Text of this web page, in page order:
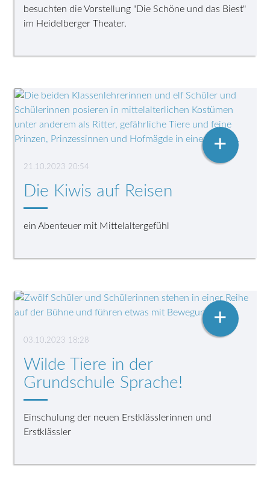
besuchten die Vorstellung "Die Schöne und das Biest"
im Heidelberger Theater.
21.10.2023 20:54
Die Kiwis auf Reisen
ein Abenteuer mit Mittelaltergefühl
+
03.10.2023 18:28
Wilde Tiere in der
Grundschule Sprache!
Einschulung der neuen Erstklässlerinnen und
Erstklässler
+